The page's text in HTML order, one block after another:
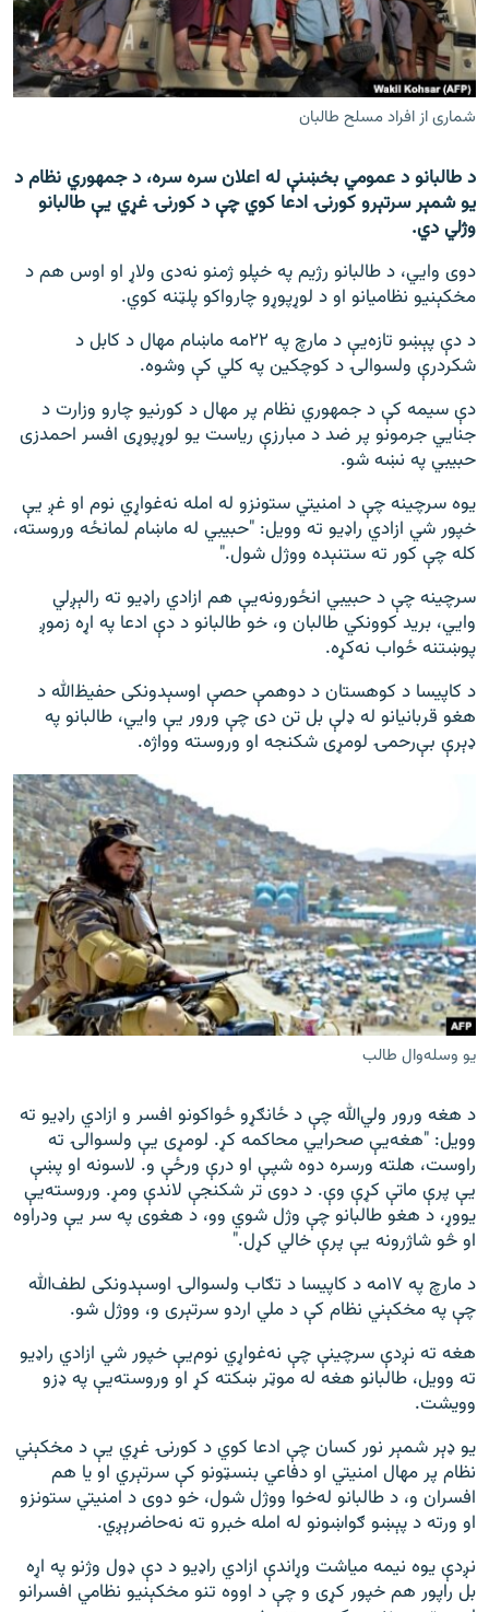
اړیکه
دري پاڼه
Azadi English
راسره ملګري شئ
د ازادې اروپا/ ازادي راډيو ټولې پاڼې
شماری از افراد مسلح طالبان
د طالبانو د عمومي بخښنې له اعلان سره سره، د جمهوري نظام د
یو شمېر سرتېرو کورنۍ ادعا کوي چې د کورنۍ غړي یې طالبانو
وژلي دي.
دوی وايي، د طالبانو رژیم په خپلو ژمنو نه‌دی ولاړ او اوس هم د
مخکېنیو نظامیانو او د لوړپوړو چارواکو پلټنه کوي.
د دې پېښو تازه‌یې د مارچ په ۲۲مه ماښام مهال د کابل د
شکردرې ولسوالۍ د کوچکین په کلي کې وشوه.
دې سیمه کې د جمهوري نظام پر مهال د کورنیو چارو وزارت د
جنايي جرمونو پر ضد د مبارزې ریاست یو لوړپوړی افسر احمدزی
حبیبي په نښه شو.
یوه سرچینه چې د امنیتي ستونزو له امله نه‌غواړي نوم او غږ یې
خپور شي ازادي راډیو ته وویل: "حبیبي له ماښام لمانځه وروسته،
کله چې کور ته ستنېده ووژل شول."
سرچینه چې د حبیبي انځورونه‌یې هم ازادي راډیو ته رالېږلي
وايي، برید کوونکي طالبان و، خو طالبانو د دې ادعا په اړه زموږ
پوښتنه ځواب نه‌کړه.
د کاپیسا د کوهستان د دوهمې حصې اوسېدونکی حفیظ‌الله د
هغو قربانیانو له ډلې بل تن دی چې ورور یې وايي، طالبانو په
ډېرې بې‌رحمۍ لومړی شکنجه او وروسته وواژه.
یو وسله‌وال طالب
د هغه ورور ولي‌الله چې د ځانګړو ځواکونو افسر و ازادي راډیو ته
وویل: "هغه‌یې صحرايي محاکمه کړ. لومړی یې ولسوالۍ ته
راوست، هلته ورسره دوه شپې او درې ورځې و. لاسونه او پښې
یې پرې ماتې کړې وې. د دوی تر شکنجې لاندې ومړ. وروسته‌یې
یووړ، د هغو طالبانو چې وژل شوي وو، د هغوی په سر یې ودراوه
او څو شاژرونه یې پرې خالي کړل."
د مارچ په ۱۷مه د کاپیسا د تګاب ولسوالۍ اوسېدونکی لطف‌الله
چې په مخکېني نظام کې د ملي اردو سرتېری و، ووژل شو.
هغه ته نږدې سرچینې چې نه‌غواړي نوم‌یې خپور شي ازادي راډیو
ته وویل، طالبانو هغه له موټر ښکته کړ او وروسته‌یې په ډزو
وویشت.
یو ډېر شمېر نور کسان چې ادعا کوي د کورنۍ غړي یې د مخکېني
نظام پر مهال امنیتي او دفاعي بنسټونو کې سرتېري او یا هم
افسران و، د طالبانو له‌خوا ووژل شول، خو دوی د امنیتي ستونزو
او ورته د پېښو ګواښونو له امله خبرو ته نه‌حاضرېږي.
نږدې یوه نیمه میاشت وړاندې ازادي راډیو د دې ډول وژنو په اړه
بل راپور هم خپور کړی و چې د اووه تنو مخکېنیو نظامي افسرانو